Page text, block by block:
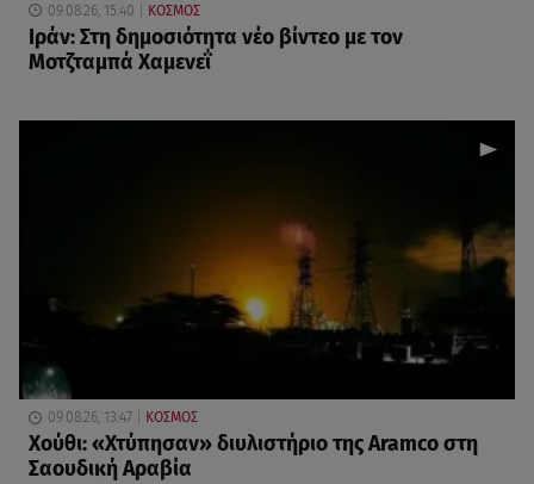
09.08.26, 15:40 ΚΟΣΜΟΣ
Ιράν: Στη δημοσιότητα νέο βίντεο με τον
Μοτζταμπά Χαμενεΐ
09.08.26, 13:47 ΚΟΣΜΟΣ
Χούθι: «Χτύπησαν» διυλιστήριο της Aramco στη
Σαουδική Αραβία